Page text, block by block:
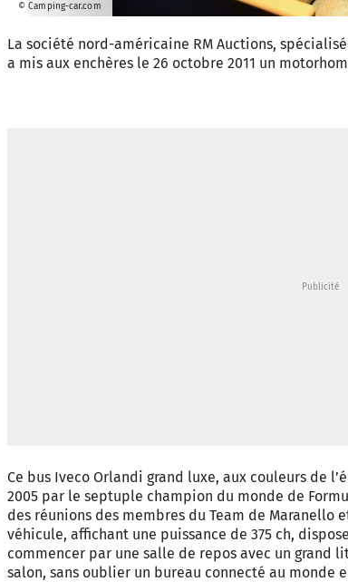
© Camping-car.com
La société nord-américaine RM Auctions,
a mis aux enchères le 26 octobre 2011 un
Ce bus Iveco Orlandi grand luxe, aux couleurs de
2005 par le septuple champion du monde de
des réunions des membres du Team de Maranello
véhicule, affichant une puissance de 375 ch,
commencer par une salle de repos avec un grand
salon, sans oublier un bureau connecté au monde